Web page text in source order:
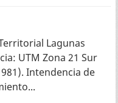
Lagunas
UTM Zona 21 Sur
Intendencia de